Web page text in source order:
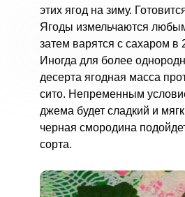
этих ягод на зиму.
Ягоды измельчаются
затем варятся с сахаром в
Иногда для более
десерта ягодная масса
сито. Непременным
джема будет сладкий и
черная смородина
сорта.